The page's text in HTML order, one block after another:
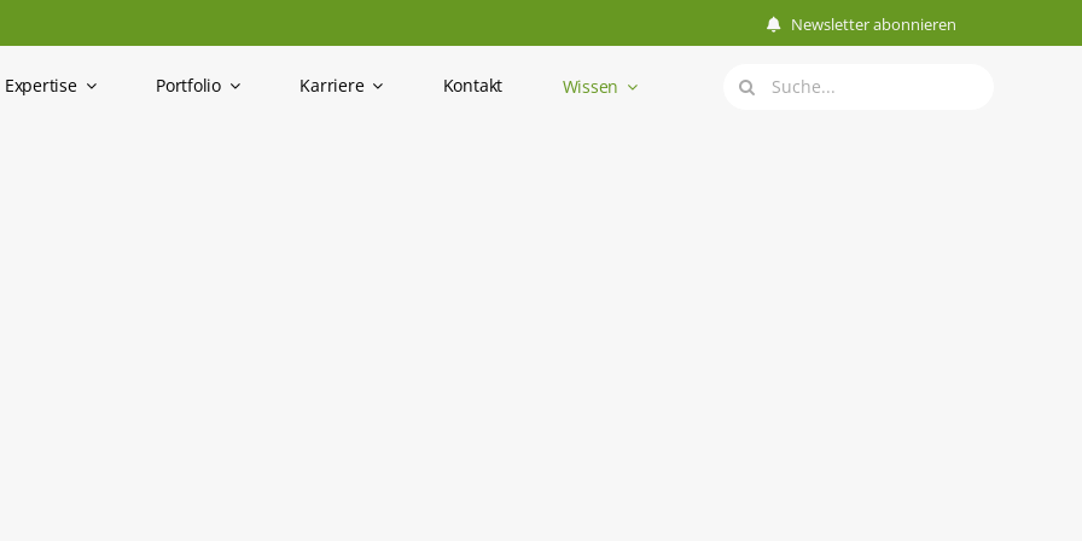
Newsletter abonnieren
Expertise Portfolio Karriere Kontakt Wissen
Suche